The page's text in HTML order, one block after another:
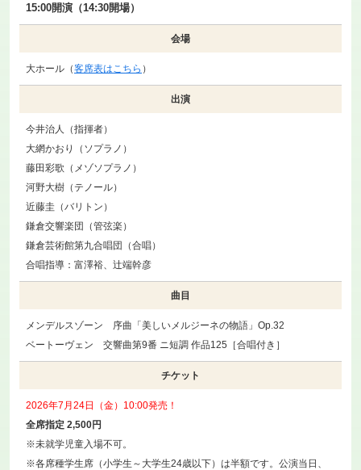
15:00開演（14:30開場）
会場
大ホール（客席表はこちら ）
出演
今井治人（指揮者）
大網かおり（ソプラノ）
藤田彩歌（メゾソプラノ）
河野大樹（テノール）
近藤圭（バリトン）
鎌倉交響楽団（管弦楽）
鎌倉芸術館第九合唱団（合唱）
合唱指導：富澤裕、辻端幹彦
曲目
メンデルスゾーン 序曲「美しいメルジーネの物語」Op.32
ベートーヴェン 交響曲第9番 ニ短調 作品125［合唱付き］
チケット
2026年7月24日（金）10:00発売！
全席指定 2,500円
※未就学児童入場不可。
※各席種学生席（小学生～大学生24歳以下）は半額です。公演当日、